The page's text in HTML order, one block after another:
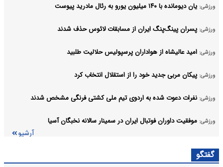
ورزشی: یان دیومانده با ۱۴۰ میلیون یورو به رئال مادرید پیوست
ورزشی: پسران پینگ‌پنگ ایران از مسابقات لائوس حذف شدند
ورزشی: امید عالیشاه از هواداران پرسپولیس حلالیت طلبید
ورزشی: پیکان مربی جدید خود را از استقلال انتخاب کرد
ورزشی: نفرات دعوت شده به اردوی تیم ملی کشتی فرنگی مشخص شدند
ورزشی: موفقیت داوران فوتبال ایران در سمینار سالانه نخبگان آسیا
آرشیو
گفتگو